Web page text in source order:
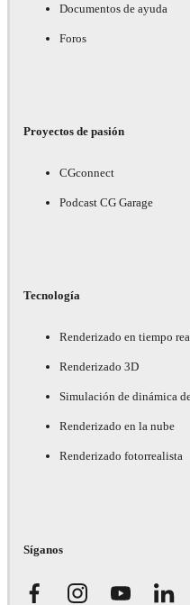
Documentos de ayuda
Foros
Proyectos de pasión
CGconnect
Podcast CG Garage
Tecnología
Renderizado en tiempo
Renderizado 3D
Simulación de dinámica
Renderizado en la nube
Renderizado fotorrealista
Síganos